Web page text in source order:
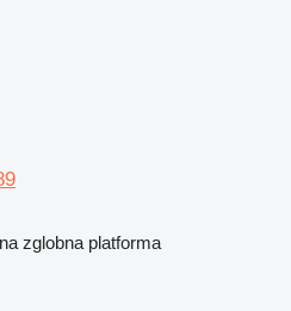
zglobna platforma